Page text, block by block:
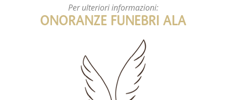
Per ulteriori informazioni:
ONORANZE FUNEBRI ALA